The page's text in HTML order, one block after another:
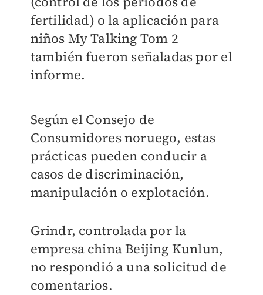
fertilidad) o la aplicación para
niños My Talking Tom 2
también fueron señaladas por el
informe.
Según el Consejo de
Consumidores noruego, estas
prácticas pueden conducir a
casos de discriminación,
manipulación o explotación.
Grindr, controlada por la
empresa china Beijing Kunlun,
no respondió a una solicitud de
comentarios.